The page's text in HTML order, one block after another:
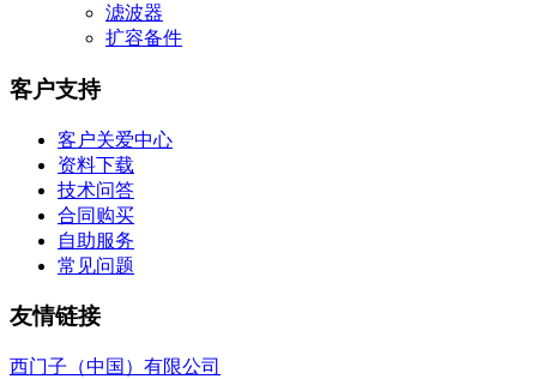
滤波器
扩容备件
客户支持
客户关爱中心
资料下载
技术问答
合同购买
自助服务
常见问题
友情链接
西门子（中国）有限公司